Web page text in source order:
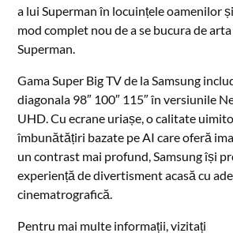
a lui Superman în locuințele oamenilor
mod complet nou de a se bucura de
Superman.
Gama Super Big TV de la Samsung
diagonala 98″ 100″ 115″ în versiunile
UHD. Cu ecrane uriașe, o calitate
îmbunătățiri bazate pe AI care oferă
un contrast mai profund, Samsung își
experiență de divertisment acasă cu
cinematrografică.
Pentru mai multe informații, vizitați